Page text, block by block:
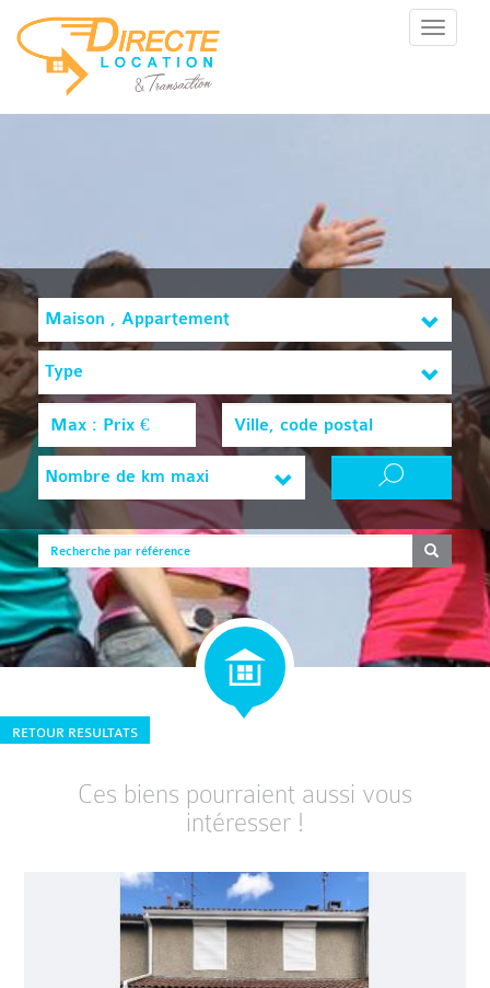
Menu
Maison , Appartement
Type
Nombre de km maxi
RETOUR RESULTATS
Ces biens pourraient aussi vous
intéresser !